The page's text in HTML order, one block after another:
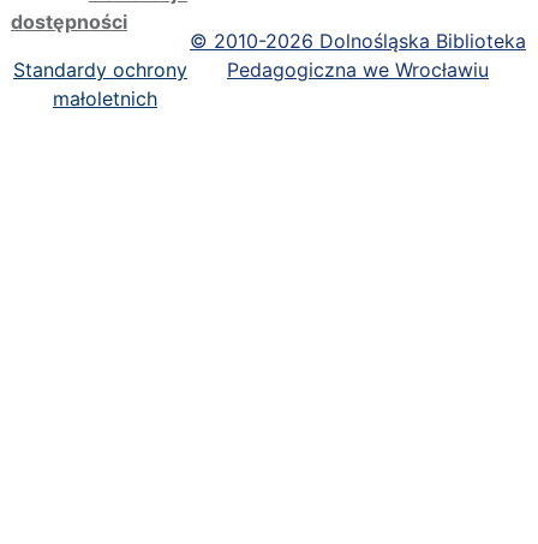
dostępności
Standardy ochrony
małoletnich
© 2010-2026 Dolnośląska Biblioteka
Pedagogiczna we Wrocławiu